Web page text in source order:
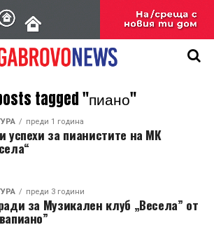
tagged "пиано"
преди 1 година
успехи за пианистите на МК
преди 3 години
за Музикален клуб „Весела” от